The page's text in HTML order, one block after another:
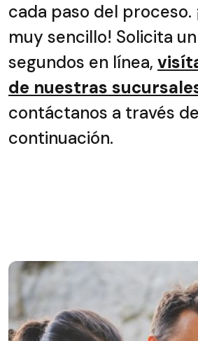
cada paso del proceso.
muy sencillo! Solicita
segundos en línea,
de nuestras
contáctanos a través
continuación.